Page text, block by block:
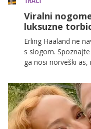
Viralni
luksuzne
Erling Haaland ne
s slogom.
ga nosi norveški as,
med vrhunskimi